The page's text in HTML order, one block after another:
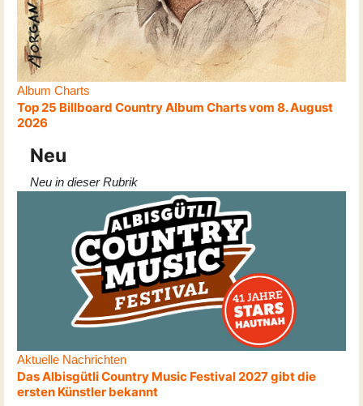
Album Charts
Top 25 Billboard Country Album Charts vom 8. August
2026
Neu
Neu in dieser Rubrik
Aktuelle Nachrichten
Das Albisgütli Country Music Festival 2027 gibt die
ersten Künstler bekannt